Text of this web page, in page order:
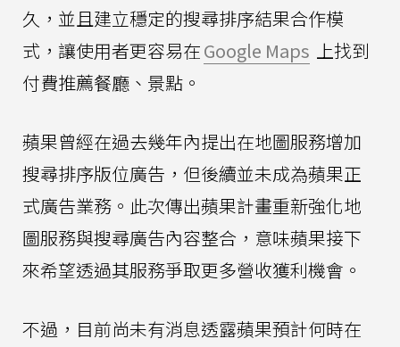
久，並且建立穩定的搜尋排序結果合作模
式，讓使用者更容易在Google Maps 上找到
付費推薦餐廳、景點。
蘋果曾經在過去幾年內提出在地圖服務增加
搜尋排序版位廣告，但後續並未成為蘋果正
式廣告業務。此次傳出蘋果計畫重新強化地
圖服務與搜尋廣告內容整合，意味蘋果接下
來希望透過其服務爭取更多營收獲利機會。
不過，目前尚未有消息透露蘋果預計何時在